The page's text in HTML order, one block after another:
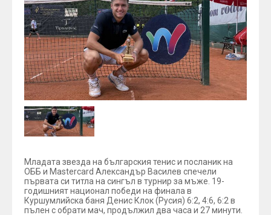
Младата звезда на българския тенис и посланик на
ОББ и Mastercard Александър Василев спечели
първата си титла на сингъл в турнир за мъже. 19-
годишният национал победи на финала в
Куршумлийска баня Денис Клок (Русия) 6:2, 4:6, 6:2 в
пълен с обрати мач, продължил два часа и 27 минути.